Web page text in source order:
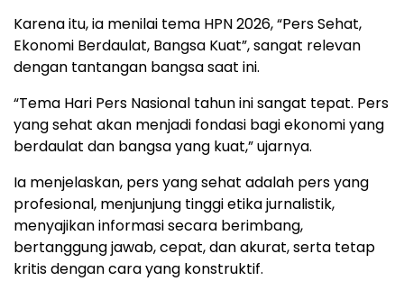
Karena itu, ia menilai tema HPN 2026, “Pers Sehat,
Ekonomi Berdaulat, Bangsa Kuat”, sangat relevan
dengan tantangan bangsa saat ini.
“Tema Hari Pers Nasional tahun ini sangat tepat. Pers
yang sehat akan menjadi fondasi bagi ekonomi yang
berdaulat dan bangsa yang kuat,” ujarnya.
Ia menjelaskan, pers yang sehat adalah pers yang
profesional, menjunjung tinggi etika jurnalistik,
menyajikan informasi secara berimbang,
bertanggung jawab, cepat, dan akurat, serta tetap
kritis dengan cara yang konstruktif.